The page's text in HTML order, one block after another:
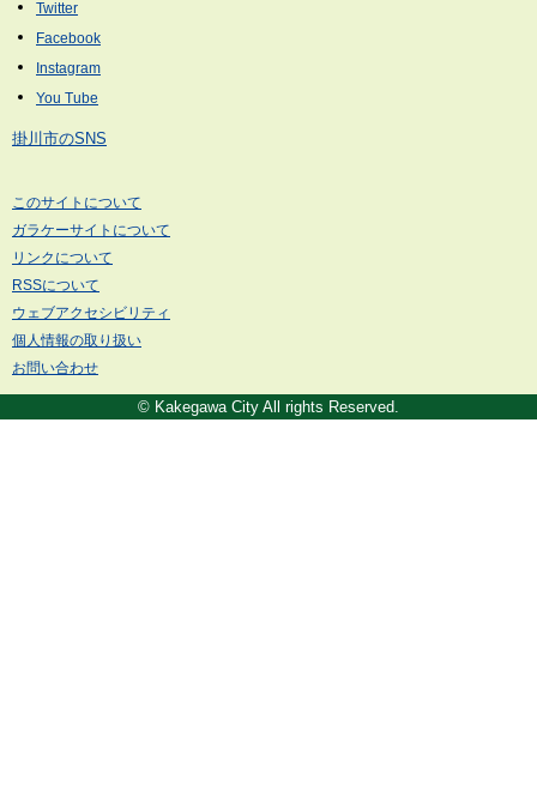
掛川市のSNS
このサイトについて
ガラケーサイトについて
リンクについて
RSSについて
ウェブアクセシビリティ
個人情報の取り扱い
お問い合わせ
© Kakegawa City All rights Reserved.